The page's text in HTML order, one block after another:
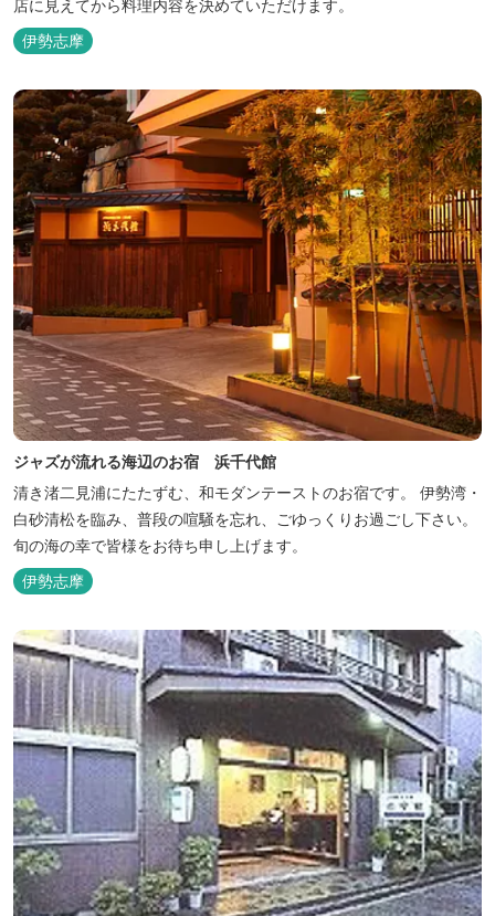
店に見えてから料理内容を決めていただけます。
伊勢志摩
ジャズが流れる海辺のお宿 浜千代館
清き渚二見浦にたたずむ、和モダンテーストのお宿です。 伊勢湾・
白砂清松を臨み、普段の喧騒を忘れ、ごゆっくりお過ごし下さい。
旬の海の幸で皆様をお待ち申し上げます。
伊勢志摩